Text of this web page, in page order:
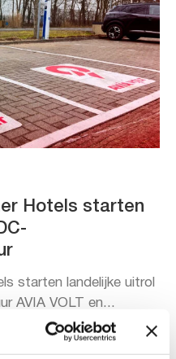
Hotels starten
starten landelijke uitrol
AVIA VOLT en...